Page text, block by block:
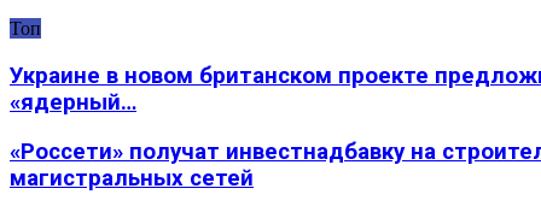
Топ
Украине в новом британском проекте
«ядерный…
«Россети» получат инвестнадбавку на
магистральных сетей